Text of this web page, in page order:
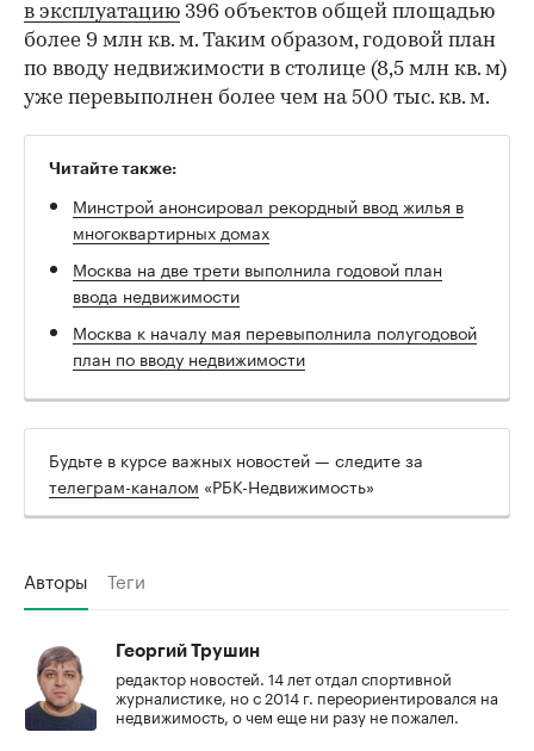
в эксплуатацию 396 объектов общей площадью
более 9 млн кв. м. Таким образом, годовой план
по вводу недвижимости в столице (8,5 млн кв. м)
уже перевыполнен более чем на 500 тыс. кв. м.
Читайте также:
Минстрой анонсировал рекордный ввод жилья в
многоквартирных домах
Москва на две трети выполнила годовой план
ввода недвижимости
Москва к началу мая перевыполнила полугодовой
план по вводу недвижимости
Будьте в курсе важных новостей — следите за
телеграм-каналом «РБК-Недвижимость»
Авторы Теги
Георгий Трушин
редактор новостей. 14 лет отдал спортивной
журналистике, но с 2014 г. переориентировался на
недвижимость, о чем еще ни разу не пожалел.